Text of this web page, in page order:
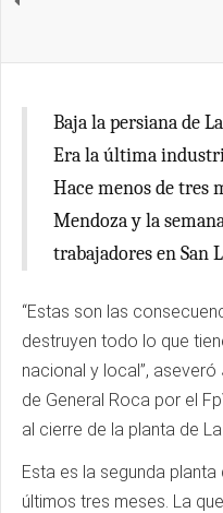
Baja la persiana de
Era la última
Hace menos de tres
Mendoza y la
trabajadores en San
“Estas son las
destruyen todo lo que
nacional y local”,
de General Roca por el
al cierre de la planta de
Esta es la segunda
últimos tres meses. La